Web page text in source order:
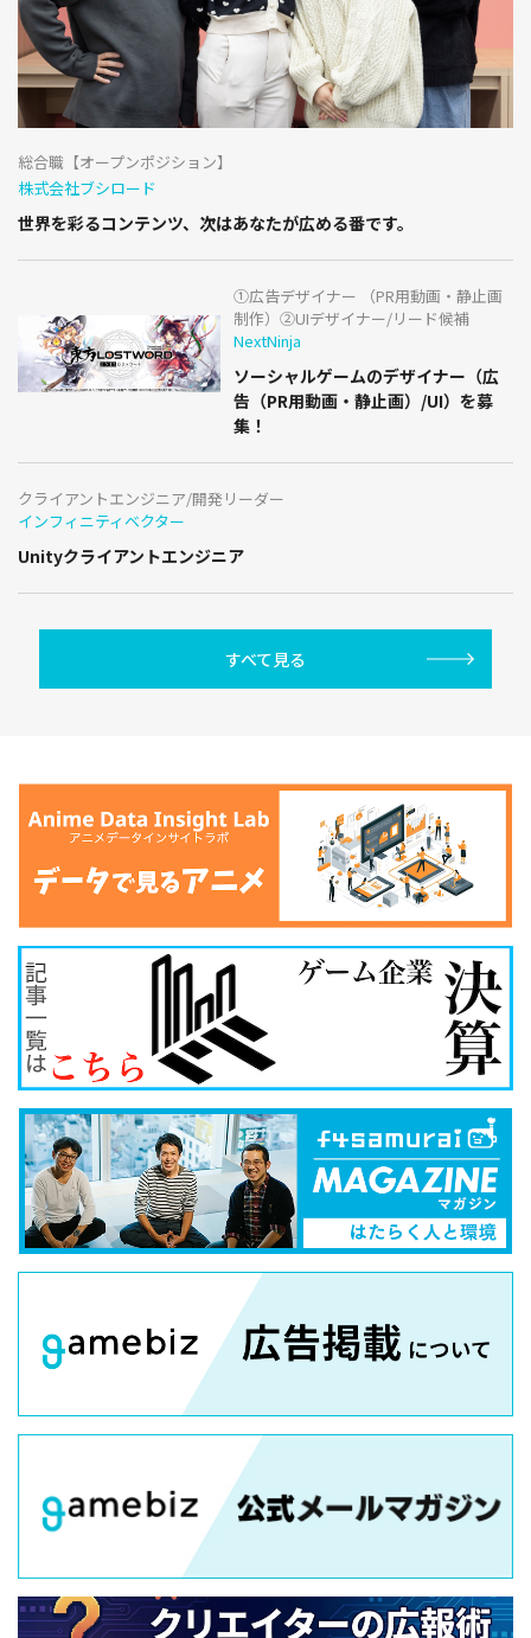
総合職【オープンポジション】
株式会社ブシロード
世界を彩るコンテンツ、次はあなたが広める番です。
①広告デザイナー （PR用動画・静止画
制作）②UIデザイナー/リード候補
NextNinja
ソーシャルゲームのデザイナー（広
告（PR用動画・静止画）/UI）を募
集！
クライアントエンジニア/開発リーダー
インフィニティベクター
Unityクライアントエンジニア
すべて見る